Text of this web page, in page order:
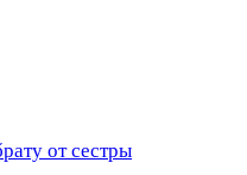
от сестры